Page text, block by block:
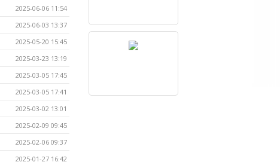
2025-06-06 11:54
2025-06-03 13:37
2025-05-20 15:45
2025-03-23 13:19
2025-03-05 17:45
2025-03-05 17:41
2025-03-02 13:01
2025-02-09 09:45
2025-02-06 09:37
2025-01-27 16:42